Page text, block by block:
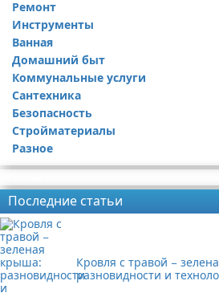
Дизайн квартиры
Посуда
Ремонт
Ремонт дачи
Ремонт квартиры
Инструменты
Ванная
Домашний быт
Коммунальные услуги
Сантехника
Безопасность
Стройматериалы
Разное
Последние статьи
Кровля с травой −
разновидности и